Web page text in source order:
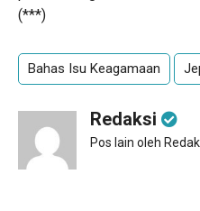
(***)
Bahas Isu Keagamaan
Redaksi
Pos lain oleh